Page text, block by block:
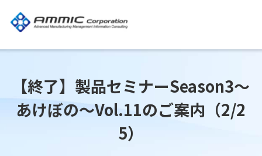
【終了】製品セミナーSeason3～
あけぼの～Vol.11のご案内（2/2
5）